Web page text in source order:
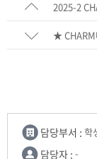
2025-2
★ CHARM
담당부서 : 학
담당자 : -